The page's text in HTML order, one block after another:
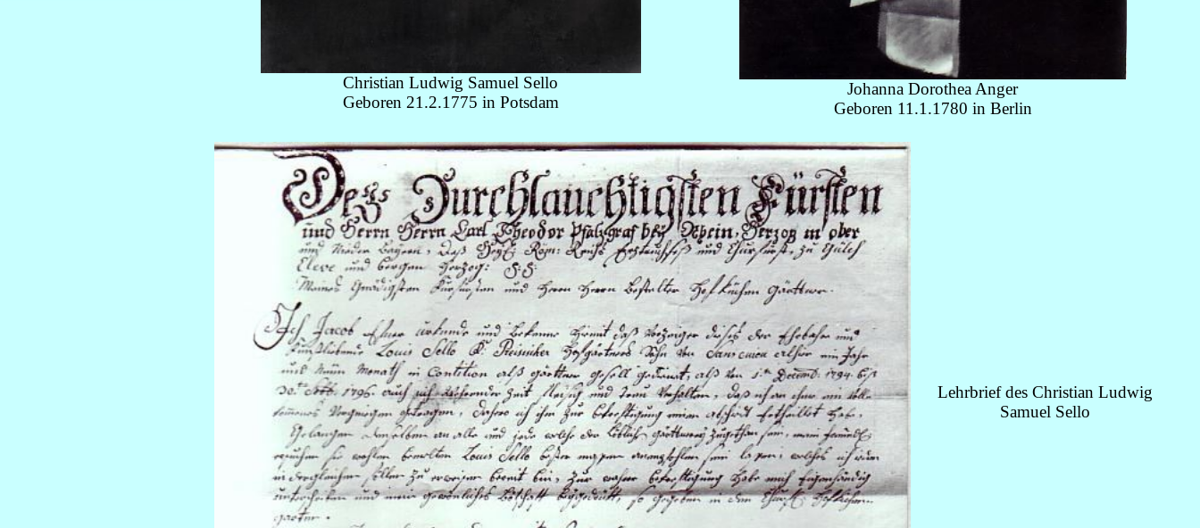
Christian Ludwig Samuel Sello
Geboren 21.2.1775 in Potsdam
Johanna Dorothea Anger
Geboren 11.1.1780 in Berlin
Lehrbrief des Christian Ludwig
Samuel Sello